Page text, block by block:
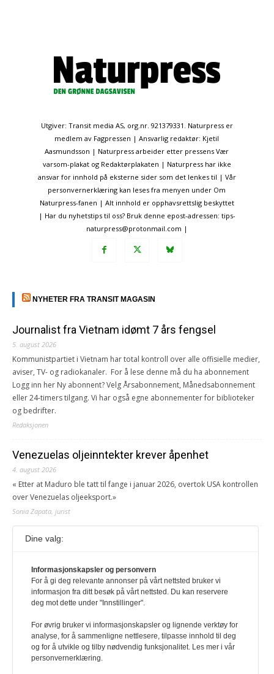
Utgiver: Transit media AS, org.nr. 921379331. Naturpress er
medlem av Fagpressen | Ansvarlig redaktør: Kjetil
Aasmundsson | Naturpress arbeider etter pressens Vær
varsom-plakat og Redaktørplakaten | Naturpress har ikke
ansvar for innhold på eksterne sider som det lenkes til | Vår
personvernerklæring kan leses fra menyen under Om
Naturpress-fanen | Alt innhold er opphavsrettslig beskyttet
| Har du nyhetstips til oss? Bruk denne epost-adressen: tips-
naturpress@protonmail.com |
NYHETER FRA TRANSIT MAGASIN
Journalist fra Vietnam idømt 7 års fengsel
5. august 2026
Kommunistpartiet i Vietnam har total kontroll over alle offisielle medier,
aviser, TV- og radiokanaler. For å lese denne må du ha abonnement
Logg inn her Ny abonnent? Velg Årsabonnement, Månedsabonnement
eller 24-timers tilgang. Vi har også egne abonnementer for biblioteker
og bedrifter.
Redaksjonen
Venezuelas oljeinntekter krever åpenhet
4. august 2026
« Etter at Maduro ble tatt til fange i januar 2026, overtok USA kontrollen
over Venezuelas oljeeksport.»
Sonia Zapata, jurist
117,8 millioner er på flukt, en nedgang fra forrige
1. august 2026
Ville ha tilsvart verdens trettende største land i folketall. For å lese
denne må du ha abonnement Logg inn her Ny abonnent? Velg
også egne abonnementer for biblioteker og bedrifter.
Redaksjonen
Dine valg:
Informasjonskapsler og personvern
For å gi deg relevante annonser på vårt nettsted bruker vi
informasjon fra ditt besøk på vårt nettsted. Du kan reservere
deg mot dette under "Innstillinger".
For øvrig bruker vi informasjonskapsler og lignende verktøy for
analyse, for å sammenligne nettlesere, tilpasse innhold til deg
og for å utvikle og tilby nødvendig funksjonalitet. Les mer i vår
personvernerklæring.